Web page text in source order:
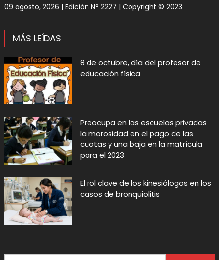
09 agosto, 2026 | Edición N° 2227 | Copyright © 2023
MÁS LEÍDAS
8 de octubre, día del profesor de
educación física
Preocupa en las escuelas privadas
la morosidad en el pago de las
cuotas y una baja en la matrícula
para el 2023
El rol clave de los kinesiólogos en los
casos de bronquiolitis